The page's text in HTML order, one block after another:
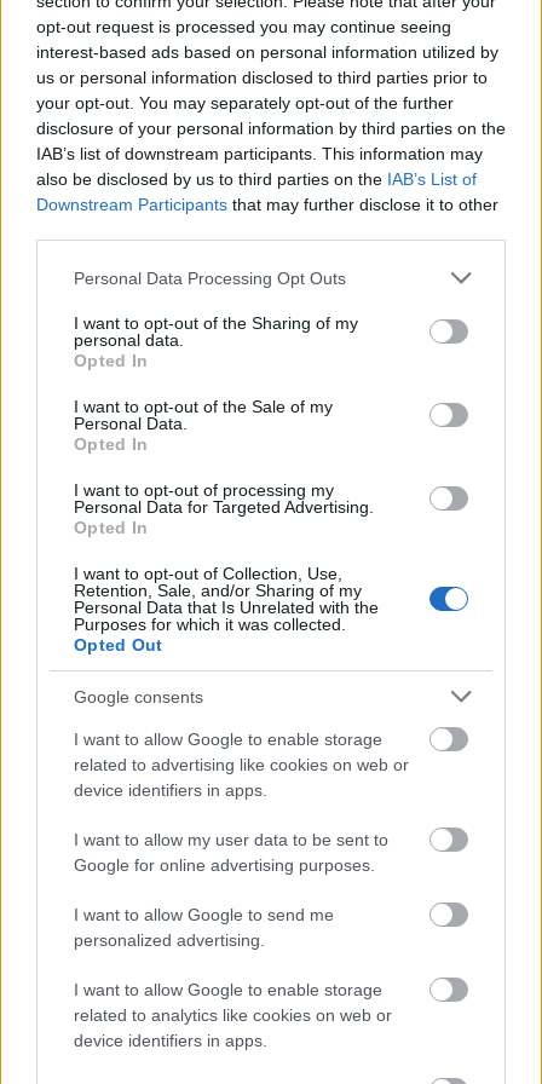
opt-out request is processed you may continue seeing
interest-based ads based on personal information utilized by
us or personal information disclosed to third parties prior to
your opt-out. You may separately opt-out of the further
disclosure of your personal information by third parties on the
IAB’s list of downstream participants. This information may
also be disclosed by us to third parties on the IAB’s List of
Downstream Participants that may further disclose it to other
Please note that this website/app uses one or more Google
not limited to your visit or usage behaviour. You may click to
grant or deny consent to Google and its third-party tags to
use your data for below specified purposes in below Google
consent section.
Personal Data Processing Opt Outs
I want to opt-out of the Sharing of my
personal data.
Opted In
I want to opt-out of the Sale of my
Personal Data.
Opted In
I want to opt-out of processing my
Personal Data for Targeted Advertising.
Opted In
I want to opt-out of Collection, Use,
Retention, Sale, and/or Sharing of my
Personal Data that Is Unrelated with the
Purposes for which it was collected.
Opted Out
Google consents
I want to allow Google to enable storage
related to advertising like cookies on web or
device identifiers in apps.
I want to allow my user data to be sent to
Google for online advertising purposes.
I want to allow Google to send me
personalized advertising.
I want to allow Google to enable storage
related to analytics like cookies on web or
device identifiers in apps.
emo vagyok asd
Good-Games Bemutató trailer - 2010. Március 19.
2010.03.19
22:06:00
Üdv! Készítettem egy kis előzetest a következő
bemutatómhoz. Aki kitalálja mi ez a játék, az kap egy
pirospontot :) (+ aki a zene címét is tudja, az egy csillagot is kap
videómegosztónál. Jobbat nem találtunk :D)Üdv:…..
powasd 2010.03.20 07:53:37
Audiosurf és Rob Zombie - Demon Speeding.
powasd 2010.03.20 12:13:02
@Erevis
powasd 2010.03.21 12:30:59
@Benyo513: SZAR DISCO ZENE hánynom kell METÁÁÁL AZ
ÉSZ éljen a metalcore hardcore metál és rock :D
Killah ökörségei.
Állati Játékok - Civil War secret Missions